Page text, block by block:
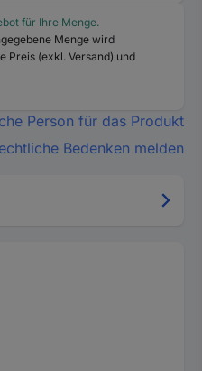
für Ihre Menge.
Menge wird
Preis (exkl. Versand) und
Person für das Produkt
Bedenken melden